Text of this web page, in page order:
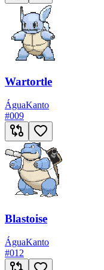
Wartortle
ÁguaKanto
#009
Blastoise
ÁguaKanto
#012